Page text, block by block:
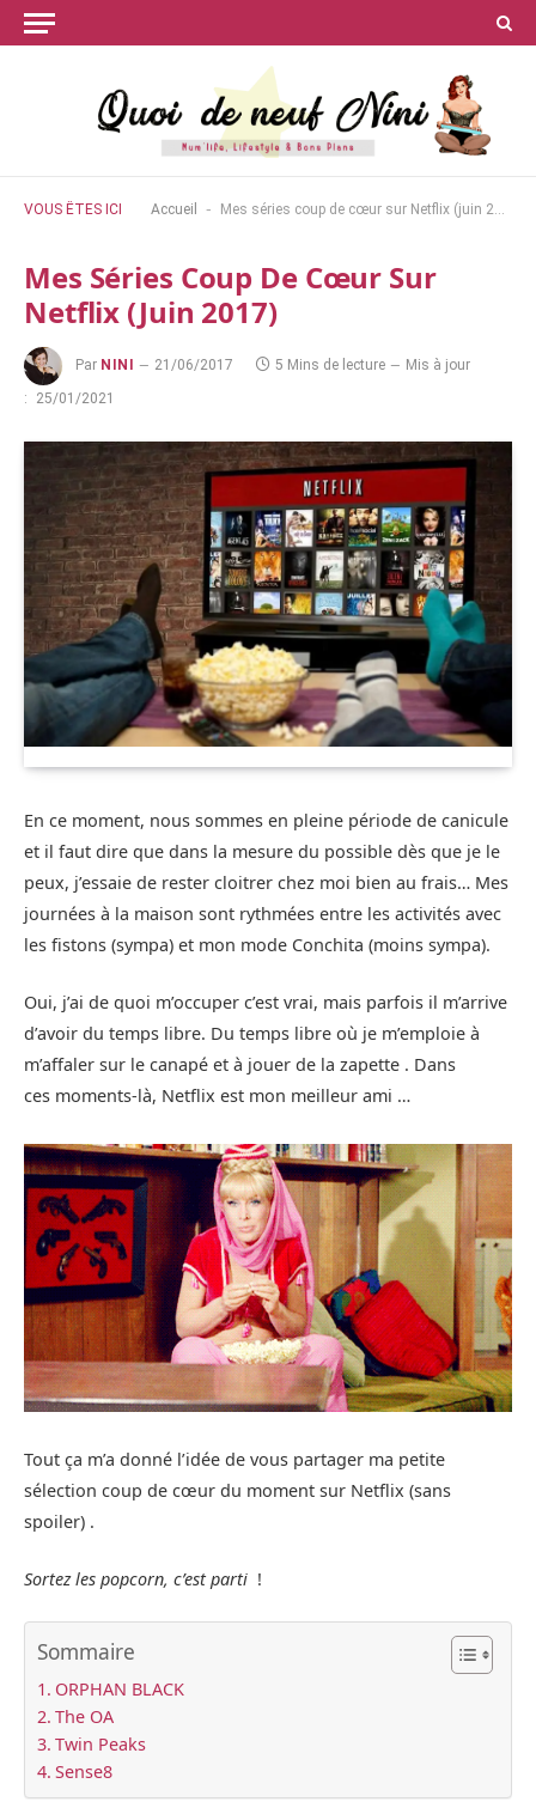
VOUS ÊTES ICI Accueil - Mes séries coup de cœur sur Netflix (juin 2017)
Mes Séries Coup De Cœur Sur
Netflix (juin 2017)
Par NINI 21/06/2017 5 Mins de lecture
Mis à jour
:
25/01/2021
En ce moment, nous sommes en pleine période de canicule
et il faut dire que dans la mesure du possible dès que je le
peux, j’essaie de rester cloitrer chez moi bien au frais… Mes
journées à la maison sont rythmées entre les activités avec
les fistons (sympa) et mon mode Conchita (moins sympa).
Oui, j’ai de quoi m’occuper c’est vrai, mais parfois il m’arrive
d’avoir du temps libre. Du temps libre où je m’emploie à
m’affaler sur le canapé et à jouer de la zapette . Dans
ces moments-là, Netflix est mon meilleur ami …
Tout ça m’a donné l’idée de vous partager ma petite
sélection coup de cœur du moment sur Netflix (sans
spoiler) .
Sortez les popcorn, c’est parti !
Sommaire
ORPHAN BLACK
The OA
Twin Peaks
Sense8